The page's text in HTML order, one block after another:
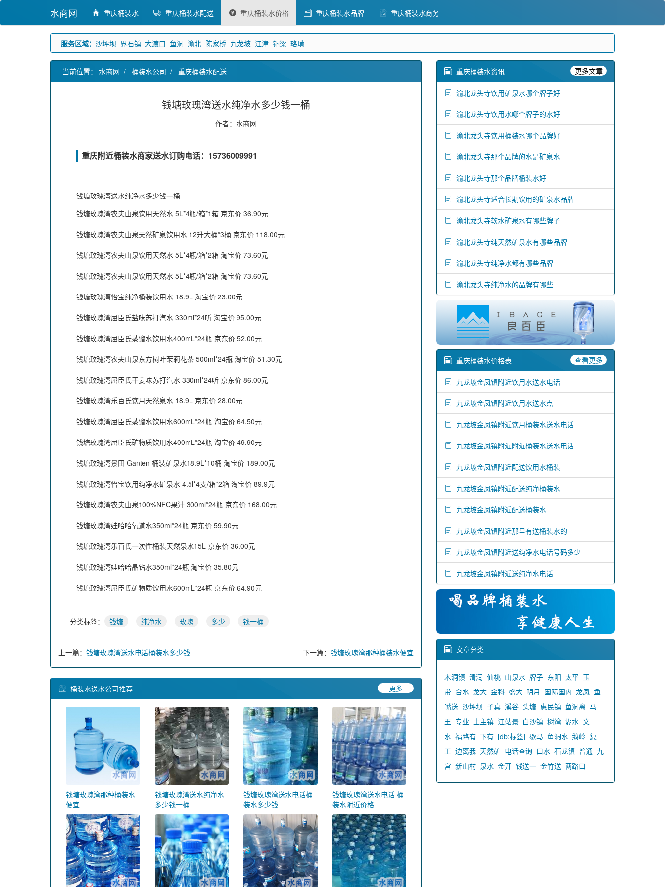
水商网 重庆桶装水 重庆桶装水配送 重庆桶装水价格 重庆桶装水品牌 重庆桶装水商务
服务区域： 沙坪坝 界石镇 大渡口 鱼洞 渝北 陈家桥 九龙坡 江津 铜梁 珞璜
当前位置： 水商网 / 桶装水公司 / 重庆桶装水配送
钱塘玫瑰湾送水纯净水多少钱一桶
作者：水商网
重庆附近桶装水商家送水订购电话：15736009991
钱塘玫瑰湾送水纯净水多少钱一桶
钱塘玫瑰湾农夫山泉饮用天然水 5L*4瓶/箱*1箱 京东价 36.90元
钱塘玫瑰湾农夫山泉天然矿泉饮用水 12升大桶*3桶 京东价 118.00元
钱塘玫瑰湾农夫山泉饮用天然水 5L*4瓶/箱*2箱 淘宝价 73.60元
钱塘玫瑰湾农夫山泉饮用天然水 5L*4瓶/箱*2箱 淘宝价 73.60元
钱塘玫瑰湾怡宝纯净桶装饮用水 18.9L 淘宝价 23.00元
钱塘玫瑰湾屈臣氏盐味苏打汽水 330ml*24听 淘宝价 95.00元
钱塘玫瑰湾屈臣氏蒸馏水饮用水400mL*24瓶 京东价 52.00元
钱塘玫瑰湾农夫山泉东方树叶茉莉花茶 500ml*24瓶 淘宝价 51.30元
钱塘玫瑰湾屈臣氏干姜味苏打汽水 330ml*24听 京东价 86.00元
钱塘玫瑰湾乐百氏饮用天然泉水 18.9L 京东价 28.00元
钱塘玫瑰湾屈臣氏蒸馏水饮用水600mL*24瓶 淘宝价 64.50元
钱塘玫瑰湾屈臣氏矿物质饮用水400mL*24瓶 淘宝价 49.90元
钱塘玫瑰湾景田 Ganten 桶装矿泉水18.9L*10桶 淘宝价 189.00元
钱塘玫瑰湾怡宝饮用纯净水矿泉水 4.5l*4支/箱*2箱 淘宝价 89.9元
钱塘玫瑰湾农夫山泉100%NFC果汁 300ml*24瓶 京东价 168.00元
钱塘玫瑰湾娃哈哈氧道水350ml*24瓶 京东价 59.90元
钱塘玫瑰湾乐百氏一次性桶装天然泉水15L 京东价 36.00元
钱塘玫瑰湾娃哈哈晶钻水350ml*24瓶 淘宝价 35.80元
钱塘玫瑰湾屈臣氏矿物质饮用水600mL*24瓶 京东价 64.90元
分类标签： 钱塘 纯净水 玫瑰 多少 钱一桶
上一篇： 钱塘玫瑰湾送水电话桶装水多少钱 下一篇： 钱塘玫瑰湾那种桶装水便宜
桶装水送水公司推荐 更多
钱塘玫瑰湾那种桶装水
便宜
钱塘玫瑰湾送水纯净水
多少钱一桶
钱塘玫瑰湾送水电话桶
装水多少钱
钱塘玫瑰湾送水电话 桶
装水附近价格
重庆桶装水资讯 更多文章
渝北龙头寺饮用矿泉水哪个牌子好
渝北龙头寺饮用水哪个牌子的水好
渝北龙头寺饮用桶装水哪个品牌好
渝北龙头寺那个品牌的水是矿泉水
渝北龙头寺那个品牌桶装水好
渝北龙头寺适合长期饮用的矿泉水品牌
渝北龙头寺软水矿泉水有哪些牌子
渝北龙头寺纯天然矿泉水有哪些品牌
渝北龙头寺纯净水都有哪些品牌
渝北龙头寺纯净水的品牌有哪些
重庆桶装水价格表 查看更多
九龙坡金凤镇附近饮用水送水电话
九龙坡金凤镇附近饮用水送水点
九龙坡金凤镇附近饮用桶装水送水电话
九龙坡金凤镇附近附近桶装水送水电话
九龙坡金凤镇附近配送饮用水桶装
九龙坡金凤镇附近配送纯净桶装水
九龙坡金凤镇附近配送桶装水
九龙坡金凤镇附近那里有送桶装水的
九龙坡金凤镇附近送纯净水电话号码多少
九龙坡金凤镇附近送纯净水电话
文章分类
木洞镇 清润 仙桃 山泉水 牌子 东阳 太平 玉
带 合水 龙大 金科 盛大 明月 国际国内 龙凤 鱼
嘴送 沙坪坝 子真 溪谷 头塘 惠民镇 鱼洞离 马
王 专业 土主镇 江站景 白沙镇 树湾 湖水 文
水 福路有 下有 [db:标签] 歇马 鱼洞水 鹅岭 复
工 边离我 天然矿 电话查询 口水 石龙镇 普通 九
宫 新山村 泉水 金开 钱送一 金竹送 两路口